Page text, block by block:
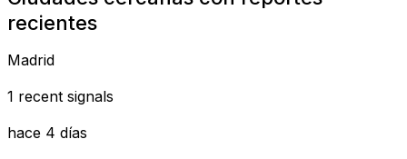
recientes
Madrid
1 recent signals
hace 4 días